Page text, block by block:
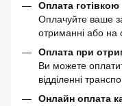
Оплата готівкою
Оплачуйте ваше
отриманні або на
Оплата при
Ви можете
відділенні
Онлайн оплата